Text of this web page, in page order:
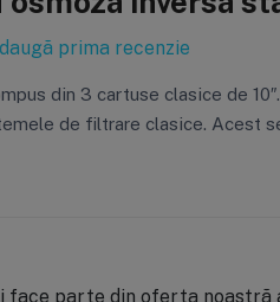
prima recenzie
din 3 cartuse clasice de
de filtrare clasice. Acest
face parte din oferta noastră